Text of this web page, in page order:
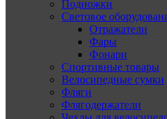
Подножки
Световое
Отражатели
Фары
Фонари
Спортивные товары
Велосипедные сумки
Фляги
Флягодержатели